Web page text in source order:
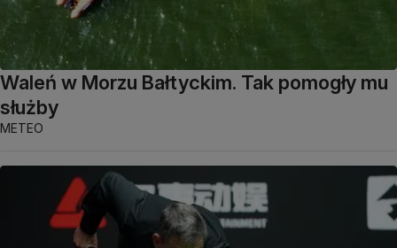
Waleń w Morzu Bałtyckim. Tak pomogły mu
służby
METEO